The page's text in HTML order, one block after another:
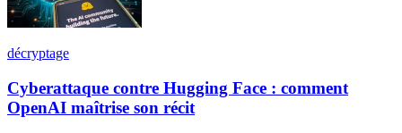
décryptage
Cyberattaque contre Hugging Face : comment
OpenAI maîtrise son récit